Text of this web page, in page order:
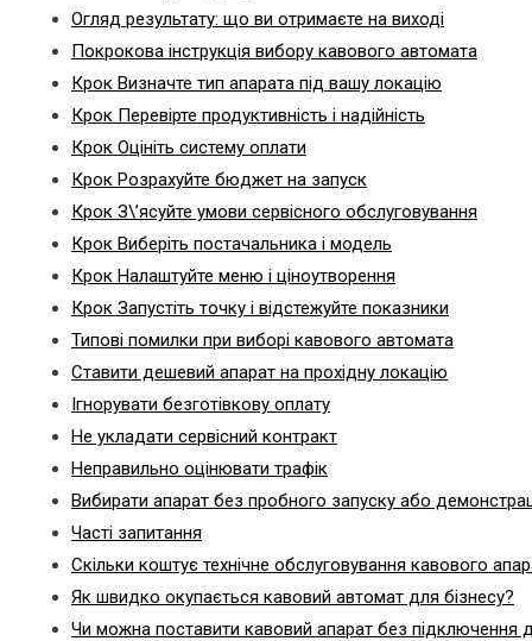
Огляд результату: що ви отримаєте на виході
Покрокова інструкція вибору кавового автомата
Крок Визначте тип апарата під вашу локацію
Крок Перевірте продуктивність і надійність
Крок Оцініть систему оплати
Крок Розрахуйте бюджет на запуск
Крок З\’ясуйте умови сервісного обслуговування
Крок Виберіть постачальника і модель
Крок Налаштуйте меню і ціноутворення
Крок Запустіть точку і відстежуйте показники
Типові помилки при виборі кавового автомата
Ставити дешевий апарат на прохідну локацію
Ігнорувати безготівкову оплату
Не укладати сервісний контракт
Неправильно оцінювати трафік
Вибирати апарат без пробного запуску або
Часті запитання
Скільки коштує технічне обслуговування кавового
Як швидко окупається кавовий автомат для бізнесу?
Чи можна поставити кавовий апарат без підключення